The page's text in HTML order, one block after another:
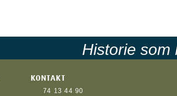
Historie som
KONTAKT
74 13 44 90